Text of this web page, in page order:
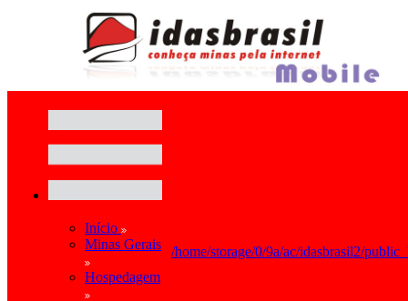
Início
Minas Gerais
Hospedagem
/home/storage/0/9a/ac/idasbrasil2/